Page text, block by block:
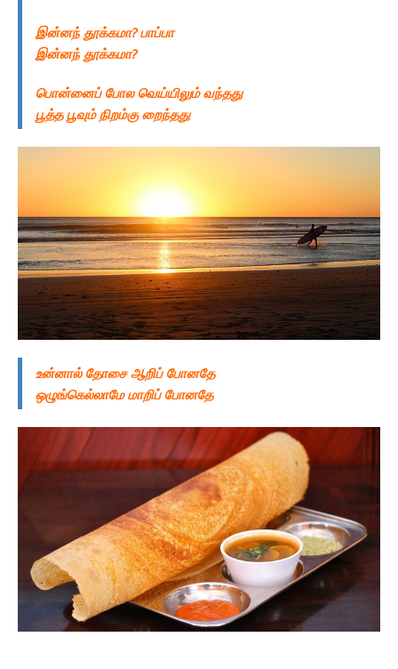
இன்னந் தூக்கமா? பாப்பா
இன்னந் தூக்கமா?
பொன்னைப் போல வெய்யிலும் வந்தது
பூத்த பூவும் நிறம்கு றைந்தது
உன்னால் தோசை ஆறிப் போனதே
ஒழுங்கெல்லாமே மாறிப் போனதே